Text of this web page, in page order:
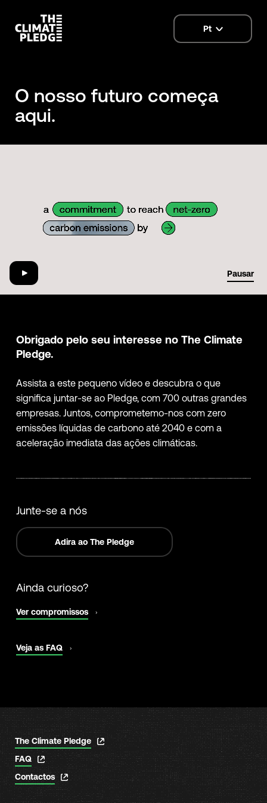
language
Pt
O nosso futuro começa
aqui.
Pausar
Obrigado pelo seu interesse no The Climate
Pledge.
Assista a este pequeno vídeo e descubra o que
significa juntar-se ao Pledge, com 700 outras grandes
empresas. Juntos, comprometemo-nos com zero
emissões líquidas de carbono até 2040 e com a
aceleração imediata das ações climáticas.
Junte-se a nós
Adira ao The Pledge
Ainda curioso?
Ver compromissosabrir
numa
Veja as FAQabrir
numa
The Climate Pledgeabrir
numa
FAQabrir
numa
nova
janela
Contactosabrir
numa